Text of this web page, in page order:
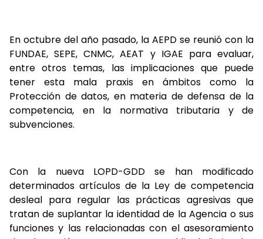
En octubre del año pasado, la AEPD se reunió con la
FUNDAE, SEPE, CNMC, AEAT y IGAE para evaluar,
entre otros temas, las implicaciones que puede
tener esta mala praxis en ámbitos como la
Protección de datos, en materia de defensa de la
competencia, en la normativa tributaria y de
subvenciones.
Con la nueva LOPD-GDD se han modificado
determinados artículos de la Ley de competencia
desleal para regular las prácticas agresivas que
tratan de suplantar la identidad de la Agencia o sus
funciones y las relacionadas con el asesoramiento